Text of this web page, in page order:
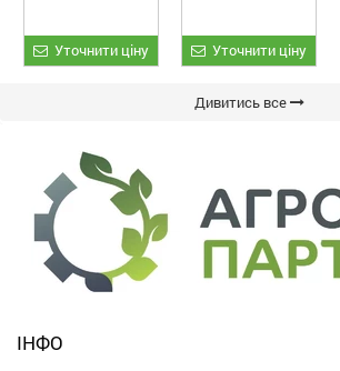
Уточнити ціну Уточнити ціну
Дивитись все
ІНФО